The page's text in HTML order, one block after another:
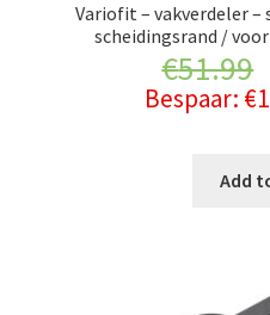
Variofit – vakverdeler
scheidingsrand /
€51.99
Bespaar: €
Add